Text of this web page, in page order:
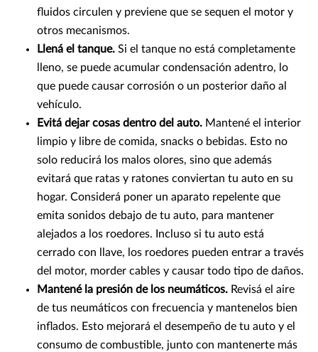
fluidos circulen y previene que se sequen el motor y
otros mecanismos.
Llená el tanque. Si el tanque no está completamente
lleno, se puede acumular condensación adentro, lo
que puede causar corrosión o un posterior daño al
vehículo.
Evitá dejar cosas dentro del auto. Mantené el interior
limpio y libre de comida, snacks o bebidas. Esto no
solo reducirá los malos olores, sino que además
evitará que ratas y ratones conviertan tu auto en su
hogar. Considerá poner un aparato repelente que
emita sonidos debajo de tu auto, para mantener
alejados a los roedores. Incluso si tu auto está
cerrado con llave, los roedores pueden entrar a través
del motor, morder cables y causar todo tipo de daños.
Mantené la presión de los neumáticos. Revisá el aire
de tus neumáticos con frecuencia y mantenelos bien
inflados. Esto mejorará el desempeño de tu auto y el
consumo de combustible, junto con mantenerte más